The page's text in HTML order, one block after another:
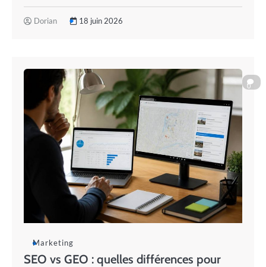
Dorian 18 juin 2026
0
Marketing
SEO vs GEO : quelles différences pour